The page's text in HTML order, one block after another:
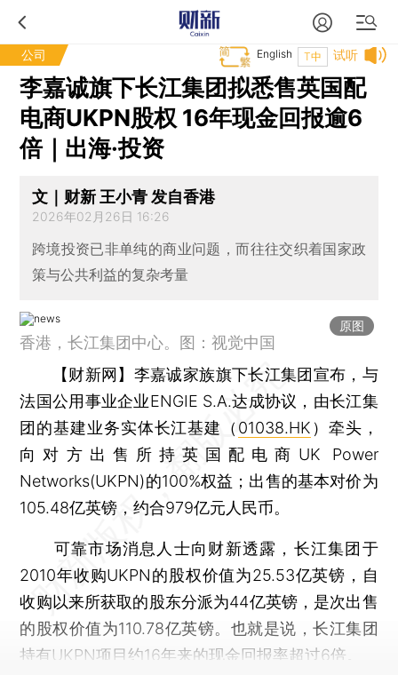
公司 试听
T中
English
李嘉诚旗下长江集团拟悉售英国配
电商UKPN股权 16年现金回报逾6
倍｜出海·投资
文｜财新 王小青 发自香港
2026年02月26日 16:26
跨境投资已非单纯的商业问题，而往往交织着国家政
策与公共利益的复杂考量
原图
香港，长江集团中心。图：视觉中国
【财新网】 李嘉诚家族旗下长江集团宣布，与
法国公用事业企业ENGIE S.A.达成协议，由长江集
团的基建业务实体长江基建（ 01038.HK ）牵头，
向对方出售所持英国配电商UK Power
Networks(UKPN)的100%权益；出售的基本对价为
105.48亿英镑，约合979亿元人民币。
可靠市场消息人士向财新透露，长江集团于
2010年收购UKPN的股权价值为25.53亿英镑，自
收购以来所获取的股东分派为44亿英镑，是次出售
的股权价值为110.78亿英镑。也就是说，长江集团
持有UKPN项目约16年来的现金回报率超过6倍。